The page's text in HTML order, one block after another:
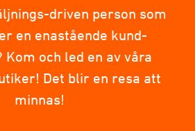
driven person som
en enastående kund-
Kom och led en av våra
Det blir en resa att
minnas!